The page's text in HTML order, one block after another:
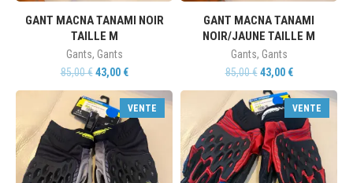
GANT MACNA TANAMI NOIR
TAILLE M
Gants, Gants
85,00€ 43,00 €
GANT MACNA TANAMI
NOIR/JAUNE TAILLE M
Gants, Gants
85,00€ 43,00 €
VENTE VENTE